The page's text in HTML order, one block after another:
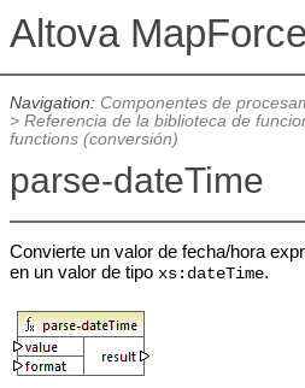
Navigation: Componentes de
> Referencia de la biblioteca de
functions (conversión)
parse-dateTime
Convierte un valor de fecha/hora
en un valor de tipo xs:dateTime.